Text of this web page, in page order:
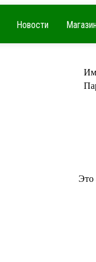
Новости Магазин
Это